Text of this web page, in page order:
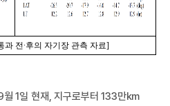
과 전∙후의 자기장 관측 자료]
1일 현재, 지구로부터 133만km